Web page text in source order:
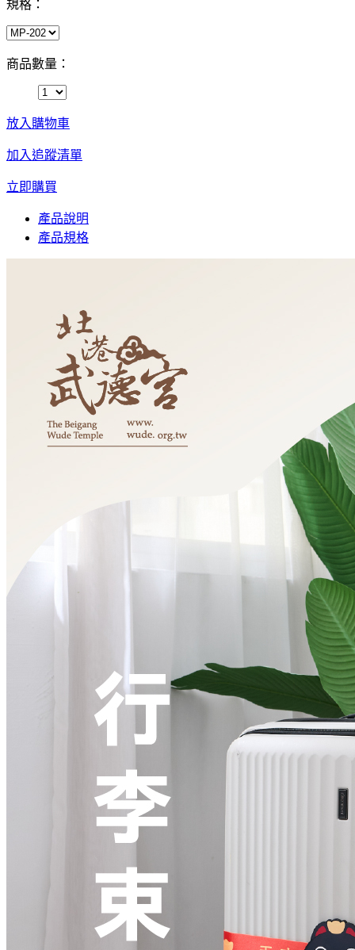
規格：
商品數量：
放入購物車
加入追蹤清單
立即購買
產品說明
產品規格